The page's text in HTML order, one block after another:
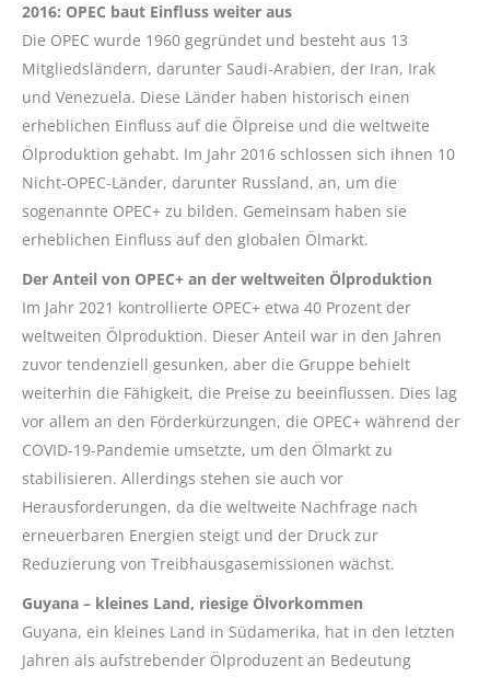
2016: OPEC baut Einfluss weiter aus
Die OPEC wurde 1960 gegründet und besteht aus 13
Mitgliedsländern, darunter Saudi-Arabien, der Iran, Irak
und Venezuela. Diese Länder haben historisch einen
erheblichen Einfluss auf die Ölpreise und die weltweite
Ölproduktion gehabt. Im Jahr 2016 schlossen sich ihnen 10
Nicht-OPEC-Länder, darunter Russland, an, um die
sogenannte OPEC+ zu bilden. Gemeinsam haben sie
erheblichen Einfluss auf den globalen Ölmarkt.
Der Anteil von OPEC+ an der weltweiten Ölproduktion
Im Jahr 2021 kontrollierte OPEC+ etwa 40 Prozent der
weltweiten Ölproduktion. Dieser Anteil war in den Jahren
zuvor tendenziell gesunken, aber die Gruppe behielt
weiterhin die Fähigkeit, die Preise zu beeinflussen. Dies lag
vor allem an den Förderkürzungen, die OPEC+ während der
COVID-19-Pandemie umsetzte, um den Ölmarkt zu
stabilisieren. Allerdings stehen sie auch vor
Herausforderungen, da die weltweite Nachfrage nach
erneuerbaren Energien steigt und der Druck zur
Reduzierung von Treibhausgasemissionen wächst.
Guyana – kleines Land, riesige Ölvorkommen
Guyana, ein kleines Land in Südamerika, hat in den letzten
Jahren als aufstrebender Ölproduzent an Bedeutung